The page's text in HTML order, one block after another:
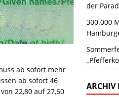
ab sofort mehr
ab sofort 46
22,80 auf 27,60
der
300.000
ARCHIV